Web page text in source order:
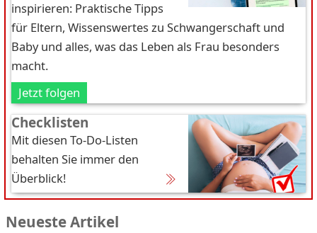
inspirieren: Praktische Tipps
für Eltern, Wissenswertes zu Schwangerschaft und
Baby und alles, was das Leben als Frau besonders
macht.
Jetzt folgen
Checklisten
Mit diesen To-Do-Listen
behalten Sie immer den
Überblick!
Neueste Artikel